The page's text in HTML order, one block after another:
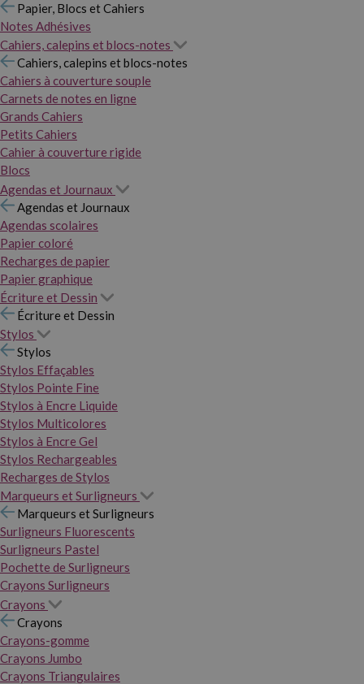
Papier, Blocs et Cahiers
Notes Adhésives
Cahiers, calepins et blocs-notes
Cahiers, calepins et blocs-notes
Cahiers à couverture souple
Carnets de notes en ligne
Grands Cahiers
Petits Cahiers
Cahier à couverture rigide
Blocs
Agendas et Journaux
Agendas et Journaux
Agendas scolaires
Papier coloré
Recharges de papier
Papier graphique
Écriture et Dessin
Écriture et Dessin
Stylos
Stylos
Stylos Effaçables
Stylos Pointe Fine
Stylos à Encre Liquide
Stylos Multicolores
Stylos à Encre Gel
Stylos Rechargeables
Recharges de Stylos
Marqueurs et Surligneurs
Marqueurs et Surligneurs
Surligneurs Fluorescents
Surligneurs Pastel
Pochette de Surligneurs
Crayons Surligneurs
Crayons
Crayons
Crayons-gomme
Crayons Jumbo
Crayons Triangulaires